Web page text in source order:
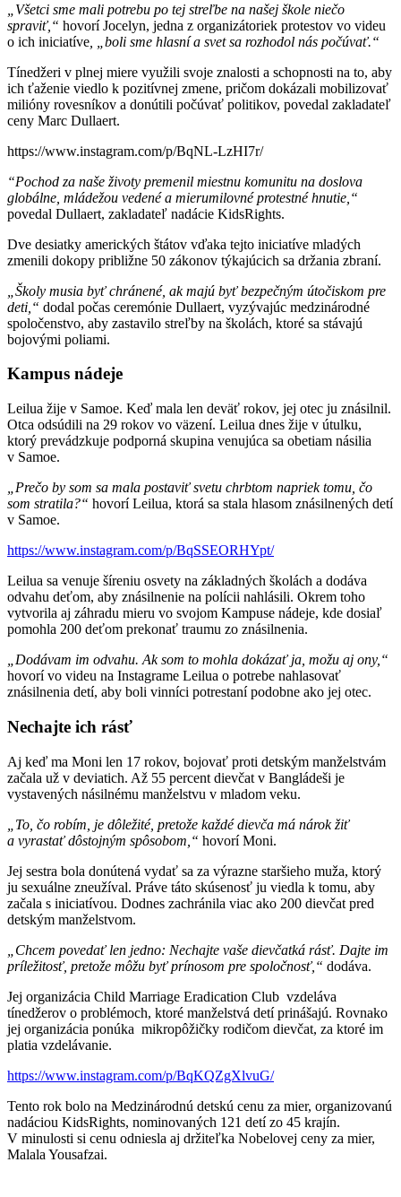
„Všetci sme mali potrebu po tej streľbe na našej škole niečo
spraviť,“ hovorí Jocelyn, jedna z organizátoriek protestov vo videu
o ich iniciatíve , „boli sme hlasní a svet sa rozhodol nás počúvať.“
Tínedžeri v plnej miere využili svoje znalosti a schopnosti na to, aby
ich ťaženie viedlo k pozitívnej zmene, pričom dokázali mobilizovať
milióny rovesníkov a donútili počúvať politikov, povedal zakladateľ
ceny Marc Dullaert.
https://www.instagram.com/p/BqNL-LzHI7r/
“Pochod za naše životy premenil miestnu komunitu na doslova
globálne, mládežou vedené a mierumilovné protestné hnutie,“
povedal Dullaert, zakladateľ nadácie KidsRights.
Dve desiatky amerických štátov vďaka tejto iniciatíve mladých
zmenili dokopy približne 50 zákonov týkajúcich sa držania zbraní.
„Školy musia byť chránené, ak majú byť bezpečným útočiskom pre
deti,“ dodal počas ceremónie Dullaert, vyzývajúc medzinárodné
spoločenstvo, aby zastavilo streľby na školách, ktoré sa stávajú
bojovými poliami.
Kampus nádeje
Leilua žije v Samoe. Keď mala len deväť rokov, jej otec ju znásilnil.
Otca odsúdili na 29 rokov vo väzení. Leilua dnes žije v útulku,
ktorý prevádzkuje podporná skupina venujúca sa obetiam násilia
v Samoe.
„Prečo by som sa mala postaviť svetu chrbtom napriek tomu, čo
som stratila?“ hovorí Leilua, ktorá sa stala hlasom znásilnených detí
v Samoe.
https://www.instagram.com/p/BqSSEORHYpt/
Leilua sa venuje šíreniu osvety na základných školách a dodáva
odvahu deťom, aby znásilnenie na polícii nahlásili. Okrem toho
vytvorila aj záhradu mieru vo svojom Kampuse nádeje, kde dosiaľ
pomohla 200 deťom prekonať traumu zo znásilnenia.
„Dodávam im odvahu. Ak som to mohla dokázať ja, možu aj ony,“
hovorí vo videu na Instagrame Leilua o potrebe nahlasovať
znásilnenia detí, aby boli vinníci potrestaní podobne ako jej otec.
Nechajte ich rásť
Aj keď ma Moni len 17 rokov, bojovať proti detským manželstvám
začala už v deviatich. Až 55 percent dievčat v Bangládeši je
vystavených násilnému manželstvu v mladom veku.
„To, čo robím, je dôležité, pretože každé dievča má nárok žiť
a vyrastať dôstojným spôsobom,“ hovorí Moni.
Jej sestra bola donútená vydať sa za výrazne staršieho muža, ktorý
ju sexuálne zneužíval. Práve táto skúsenosť ju viedla k tomu, aby
začala s iniciatívou. Dodnes zachránila viac ako 200 dievčat pred
detským manželstvom.
„Chcem povedať len jedno: Nechajte vaše dievčatká rásť. Dajte im
príležitosť, pretože môžu byť prínosom pre spoločnosť,“ dodáva.
Jej organizácia Child Marriage Eradication Club vzdeláva
tínedžerov o problémoch, ktoré manželstvá detí prinášajú. Rovnako
jej organizácia ponúka mikropôžičky rodičom dievčat, za ktoré im
platia vzdelávanie.
https://www.instagram.com/p/BqKQZgXlvuG/
Tento rok bolo na Medzinárodnú detskú cenu za mier, organizovanú
nadáciou KidsRights, nominovaných 121 detí zo 45 krajín.
V minulosti si cenu odniesla aj držiteľka Nobelovej ceny za mier,
Malala Yousafzai.